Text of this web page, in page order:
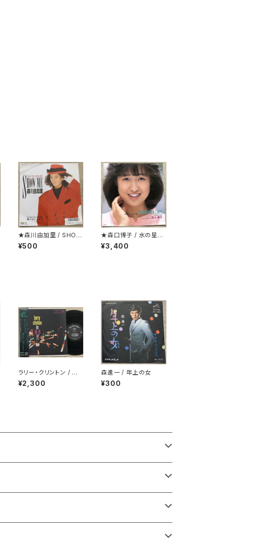
★森川由加里 / SHOW
ME
¥500
★森口博子 / 水の星へ
愛をこめて
¥3,400
ラリー・クリントン / イ
ン・ハイファイ
¥2,300
森進一 / 年上の女
¥300